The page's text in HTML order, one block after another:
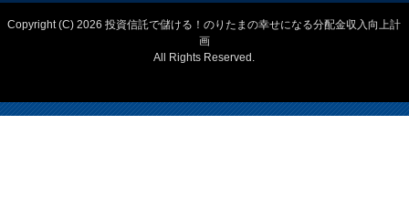
Copyright (C) 2026 投資信託で儲ける！のりたまの幸せになる分配金収入向上計
画
All Rights Reserved.